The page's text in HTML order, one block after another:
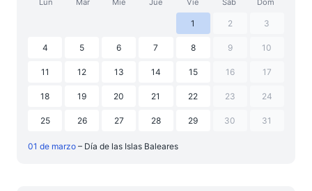
Lun Mar Mié Jue Vie Sáb Dom
1 2 3
4 5 6 7 8 9 10
11 12 13 14 15 16 17
18 19 20 21 22 23 24
25 26 27 28 29 30 31
01 de marzo – Día de las Islas Baleares